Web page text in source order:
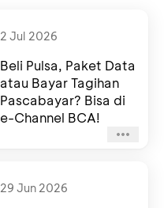
2 Jul 2026
Beli Pulsa, Paket Data
atau Bayar Tagihan
Pascabayar? Bisa di
e-Channel BCA!
29 Jun 2026